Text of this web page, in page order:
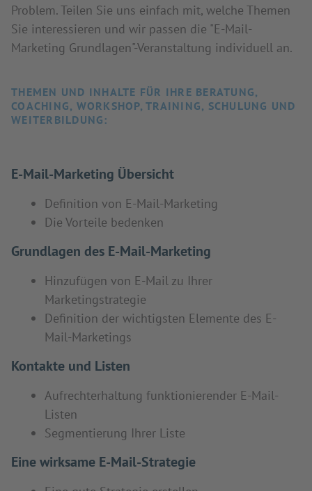
Problem. Teilen Sie uns einfach mit, welche Themen
Sie interessieren und wir passen die "E-Mail-
Marketing Grundlagen"-Veranstaltung individuell an.
THEMEN UND INHALTE FÜR IHRE BERATUNG,
COACHING, WORKSHOP, TRAINING, SCHULUNG UND
WEITERBILDUNG:
E-Mail-Marketing Übersicht
Definition von E-Mail-Marketing
Die Vorteile bedenken
Grundlagen des E-Mail-Marketing
Hinzufügen von E-Mail zu Ihrer
Marketingstrategie
Definition der wichtigsten Elemente des E-
Mail-Marketings
Kontakte und Listen
Aufrechterhaltung funktionierender E-Mail-
Listen
Segmentierung Ihrer Liste
Eine wirksame E-Mail-Strategie